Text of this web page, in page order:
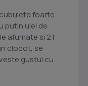
foarte
putin ulei de
afumate si 2 l
clocot, se
gustul cu